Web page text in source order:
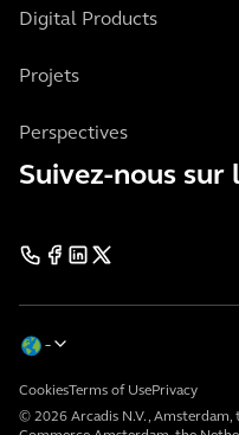
Digital Products
Projets
Perspectives
Suivez-nous sur
© 2026 Arcadis N.V., Amsterdam,
CookiesTerms of UsePrivacy